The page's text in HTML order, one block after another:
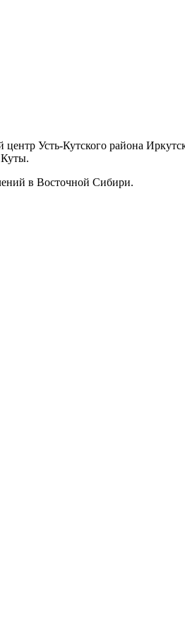
Усть-Кутского района
Куты.
в Восточной Сибири.